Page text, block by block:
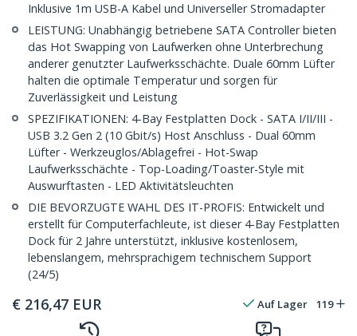
Inklusive 1m USB-A Kabel und Universeller Stromadapter
LEISTUNG: Unabhängig betriebene SATA Controller bieten
das Hot Swapping von Laufwerken ohne Unterbrechung
anderer genutzter Laufwerksschächte. Duale 60mm Lüfter
halten die optimale Temperatur und sorgen für
Zuverlässigkeit und Leistung
SPEZIFIKATIONEN: 4-Bay Festplatten Dock - SATA I/II/III -
USB 3.2 Gen 2 (10 Gbit/s) Host Anschluss - Dual 60mm
Lüfter - Werkzeuglos/Ablagefrei - Hot-Swap
Laufwerksschächte - Top-Loading/Toaster-Style mit
Auswurftasten - LED Aktivitätsleuchten
DIE BEVORZUGTE WAHL DES IT-PROFIS: Entwickelt und
erstellt für Computerfachleute, ist dieser 4-Bay Festplatten
Dock für 2 Jahre unterstützt, inklusive kostenlosem,
lebenslangem, mehrsprachigem technischem Support
(24/5)
€ 216,47 EUR Auf Lager 119